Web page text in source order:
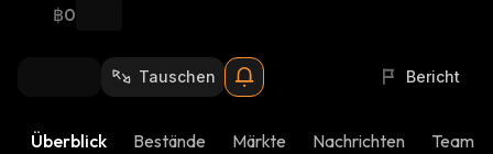
฿0
Tauschen Bericht
Überblick Bestände Märkte Nachrichten Team-